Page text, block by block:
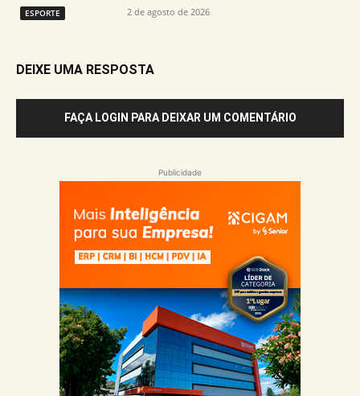
ESPORTE 2 de agosto de 2026
DEIXE UMA RESPOSTA
FAÇA LOGIN PARA DEIXAR UM COMENTÁRIO
Publicidade